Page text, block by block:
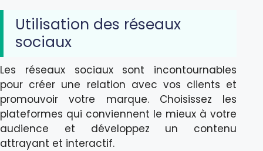
Utilisation des réseaux
sociaux
Les réseaux sociaux sont incontournables
pour créer une relation avec vos clients et
promouvoir votre marque. Choisissez les
plateformes qui conviennent le mieux à votre
audience et développez un contenu
attrayant et interactif.